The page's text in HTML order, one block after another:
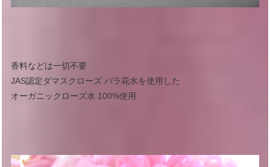
香料などは一切不要
JAS認定ダマスクローズ バラ花水を使用した
オーガニックローズ水 100%使用